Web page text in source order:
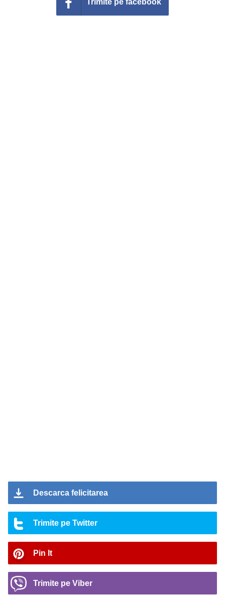
Trimite pe facebook
Descarca felicitarea
Trimite pe Twitter
Pin It
Trimite pe Viber